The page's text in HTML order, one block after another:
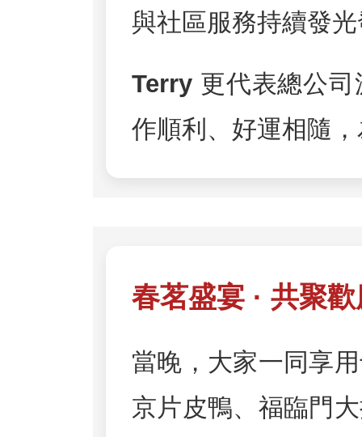
與社區服務持續發
Terry 更代表總公
作順利、好運相隨
春茗盛宴 · 共聚
當晚，大家一同享
京片皮鴨、福臨門